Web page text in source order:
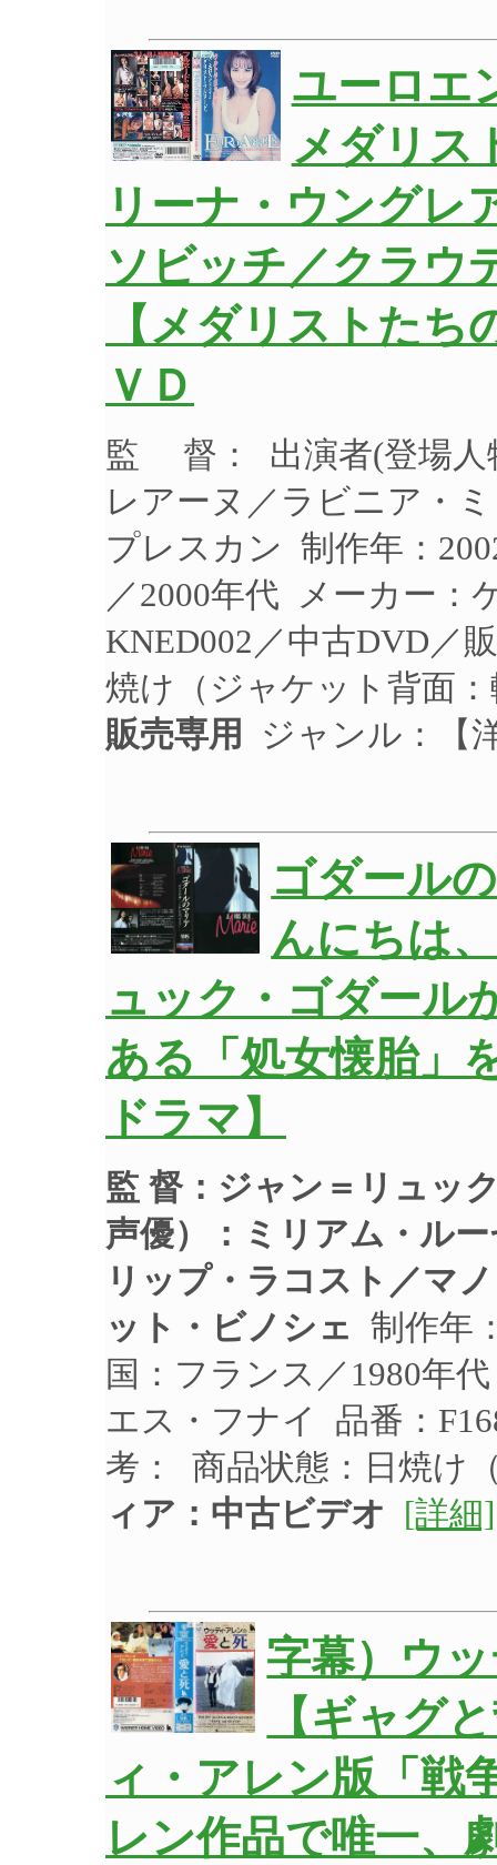
ユーロエ
メダリス
リーナ・ウングレ
ソビッチ／クラウ
【メダリストた
ＶＤ
監 督： 出演者(登場人
レアーヌ／ラビニア・
プレスカン 制作年：
／2000年代 メーカー
KNED002／中古DVD／
焼け（ジャケット背面
販売専用
ジャンル：【
ゴダール
んにちは
ュック・ゴダール
ある「処女懐胎」
ドラマ】
監 督：ジャン＝リュッ
声優）： ミリアム・ル
リップ・ラコスト／マ
ット・ビノシェ 制作年
国：フランス／1980年
エス・フナイ 品番：
考： 商品状態：日焼け
ィア：中古ビデオ [詳細]
字幕）ウ
【ギャグ
ィ・アレン版「戦
レン作品で唯一、